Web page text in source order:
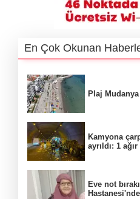
En Çok Okunan
Plaj Mudanya
Kamyona
ayrıldı: 1 ağır
Eve not